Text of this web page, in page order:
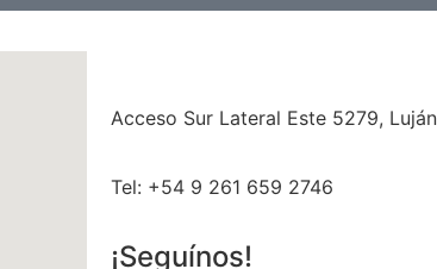
Acceso Sur Lateral Este 5279,
Tel: +54 9 261 659 2746
¡Seguínos!